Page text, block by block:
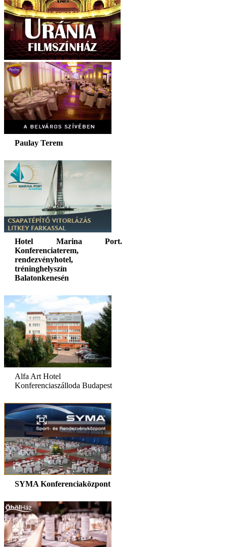
Paulay Terem
Hotel Marina Port.
Konferenciaterem,
rendezvényhotel,
tréninghelyszín
Balatonkenesén
Alfa Art Hotel
Konferenciaszálloda Budapest
SYMA Konferenciaközpont